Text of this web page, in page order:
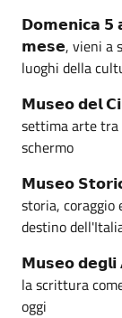
𝗗𝗼𝗺𝗲𝗻𝗶𝗰𝗮 𝟱
𝗺𝗲𝘀𝗲, vieni a
luoghi della
𝗠𝘂𝘀𝗲𝗼 𝗱𝗲𝗹
settima arte tra
schermo
𝗠𝘂𝘀𝗲𝗼
storia, coraggio
destino
𝗠𝘂𝘀𝗲𝗼 𝗱𝗲𝗴𝗹𝗶
la scrittura
oggi